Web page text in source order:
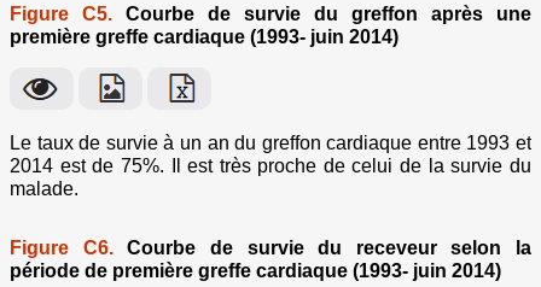
Figure C5. Courbe de survie du greffon après une
première greffe cardiaque (1993- juin 2014)
Le taux de survie à un an du greffon cardiaque entre 1993 et
2014 est de 75%. Il est très proche de celui de la survie du
malade.
Figure C6.Courbe de survie du receveur selon la
période de première greffe cardiaque (1993- juin 2014)